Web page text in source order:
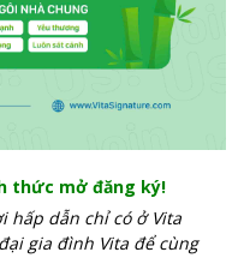
thức mở đăng ký!
hấp dẫn chỉ có ở Vita
gia đình Vita để cùng